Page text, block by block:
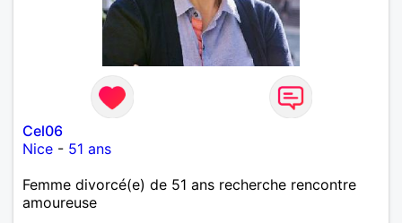
Cel06
Nice - 51 ans
Femme divorcé(e) de 51 ans recherche rencontre
amoureuse